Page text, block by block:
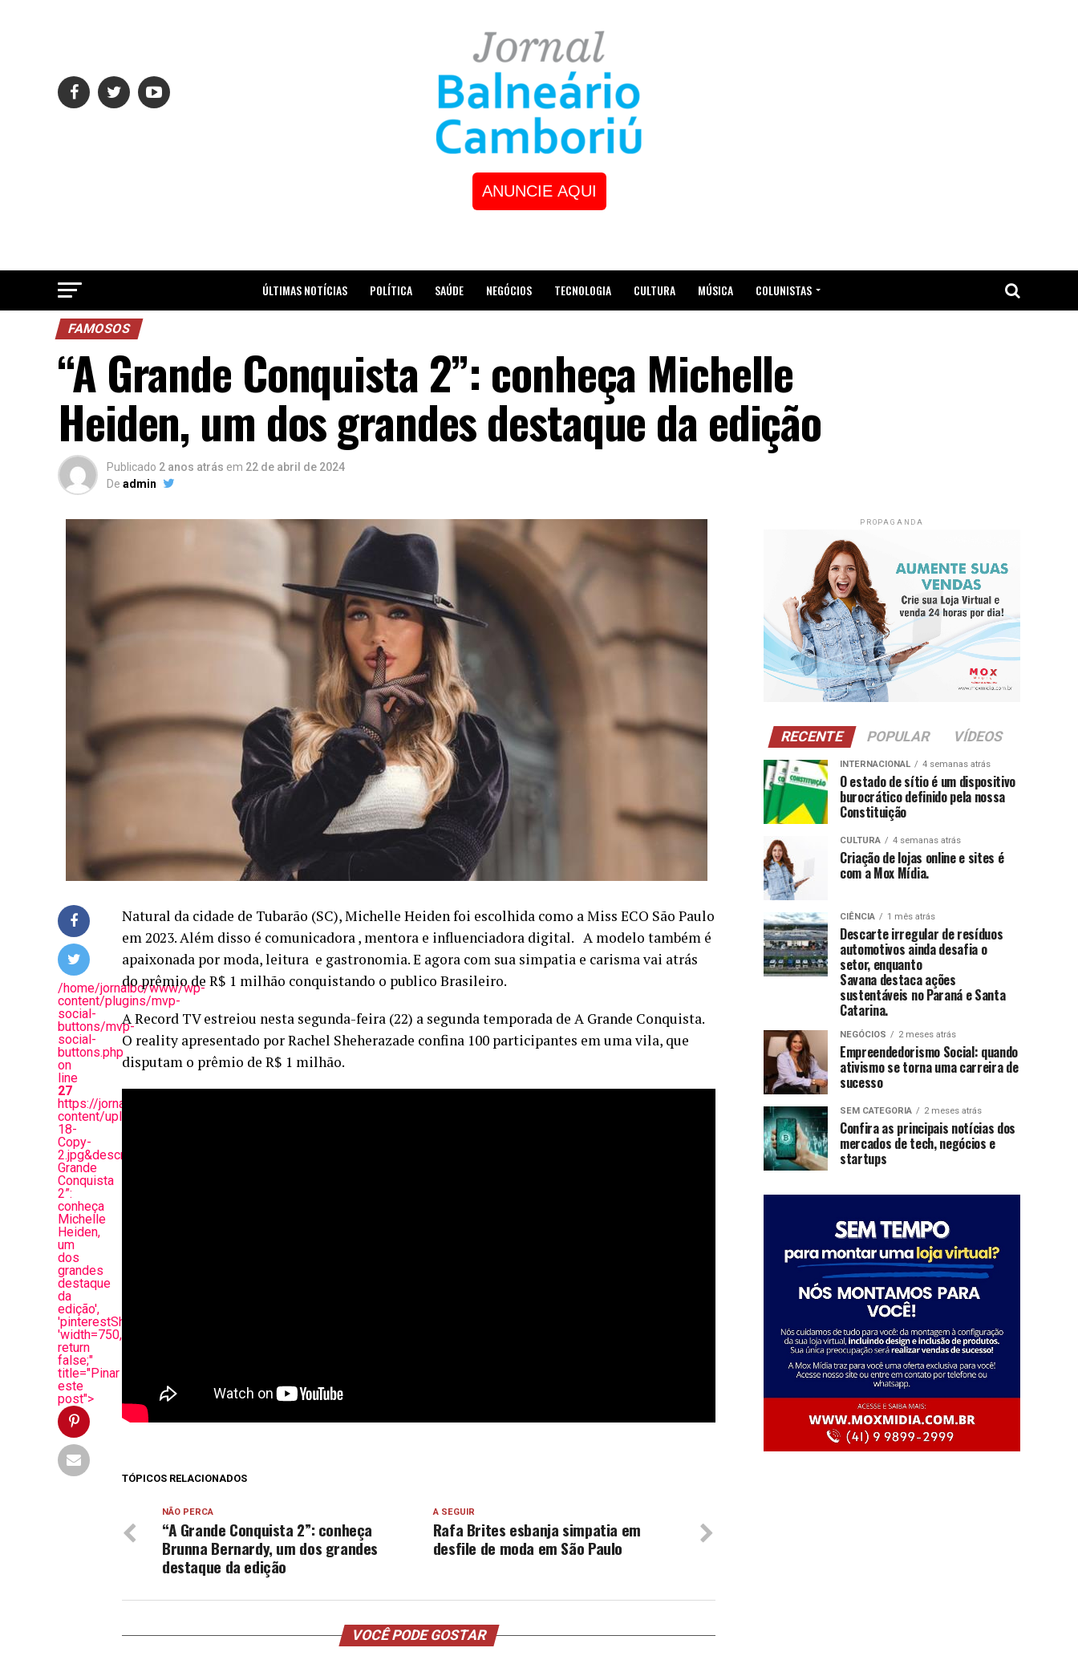
ANUNCIE AQUI
ÚLTIMAS NOTÍCIAS POLÍTICA SAÚDE NEGÓCIOS TECNOLOGIA CULTURA MÚSICA COLUNISTAS
FAMOSOS
“A Grande Conquista 2”: conheça Michelle
Heiden, um dos grandes destaque da edição
Publicado 2 anos atrás em 22 de abril de 2024
De admin
/home/jornalbc/www/wp-
content/plugins/mvp-
social-
buttons/mvp-
social-
buttons.php
on
line
27
https://jornalbc.com.br/wp-
content/uploads/2024/04/4146-
18-
Copy-
2.jpg&description=“A
Grande
Conquista
2”:
conheça
Michelle
Heiden,
um
dos
grandes
destaque
da
edição',
'pinterestShare',
'width=750,height=350');
return
false;"
title="Pinar
este
post">
Natural da cidade de Tubarão (SC), Michelle Heiden foi escolhida como a Miss ECO São Paulo
em 2023. Além disso é comunicadora , mentora e influenciadora digital. A modelo também é
apaixonada por moda, leitura e gastronomia. E agora com sua simpatia e carisma vai atrás
do prêmio de R$ 1 milhão conquistando o publico Brasileiro.
A Record TV estreiou nesta segunda-feira (22) a segunda temporada de A Grande Conquista.
O reality apresentado por Rachel Sheherazade confina 100 participantes em uma vila, que
disputam o prêmio de R$ 1 milhão.
TÓPICOS RELACIONADOS
A SEGUIR
Rafa Brites esbanja simpatia em
desfile de moda em São Paulo
NÃO PERCA
“A Grande Conquista 2”: conheça
Brunna Bernardy, um dos grandes
destaque da edição
VOCÊ PODE GOSTAR
PROPAGANDA
RECENTE POPULAR VÍDEOS
INTERNACIONAL 4 semanas atrás
O estado de sítio é um dispositivo
burocrático definido pela nossa
Constituição
CULTURA 4 semanas atrás
Criação de lojas online e sites é
com a Mox Mídia.
CIÊNCIA 1 mês atrás
Descarte irregular de resíduos
automotivos ainda desafia o
setor, enquanto
Savana destaca ações
sustentáveis no Paraná e Santa
Catarina.
NEGÓCIOS 2 meses atrás
Empreendedorismo Social: quando
ativismo se torna uma carreira de
sucesso
SEM CATEGORIA 2 meses atrás
Confira as principais notícias dos
mercados de tech, negócios e
startups